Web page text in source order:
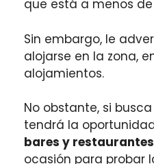
que está a menos de
Sin embargo, le
alojarse en la zona,
alojamientos.
No obstante, si busca
tendrá la
bares y
ocasión para probar